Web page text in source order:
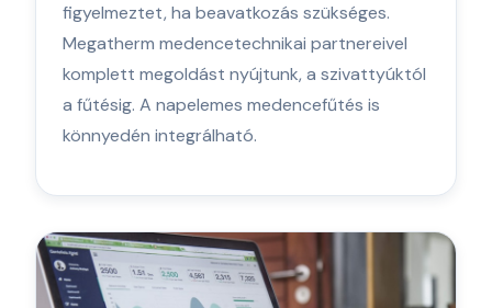
figyelmeztet, ha beavatkozás szükséges.
Megatherm medencetechnikai partnereivel
komplett megoldást nyújtunk, a szivattyúktól
a fűtésig. A napelemes medencefűtés is
könnyedén integrálható.